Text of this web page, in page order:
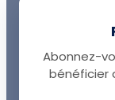
Abonnez-
bénéficier